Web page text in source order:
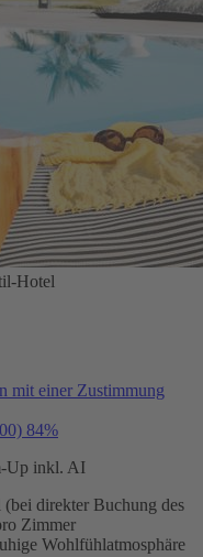
Hotel
mit einer Zustimmung
84%
Up inkl. AI
direkter Buchung des
Zimmer
Wohlfühlatmosphäre